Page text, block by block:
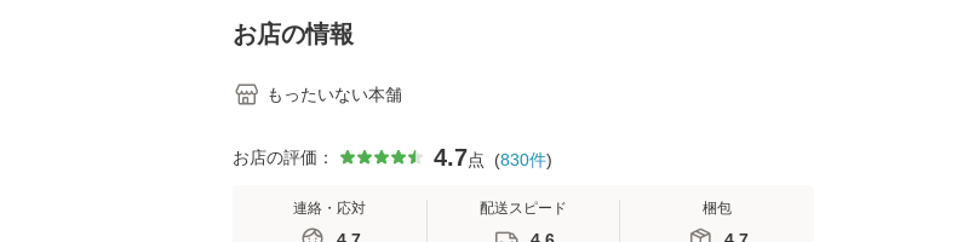
堂 [単行
お店の情報
もったいない本舗
お店の評価： 4.7点 (830件)
連絡・応対 配送スピード 梱包